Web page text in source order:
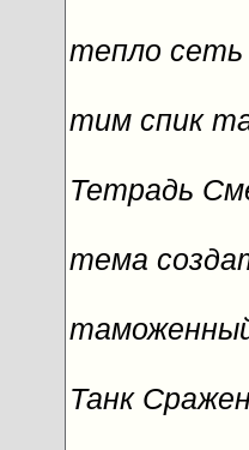
тепло сеть
тим спик
Тетрадь
тема
Танк